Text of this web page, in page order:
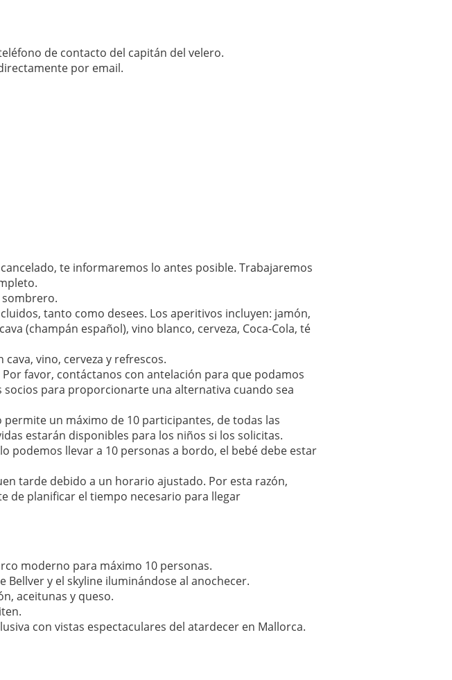
de contacto del capitán del velero.
por email.
te informaremos lo antes posible. Trabajaremos
sombrero.
tanto como desees. Los aperitivos incluyen: jamón,
(champán español), vino blanco, cerveza, Coca-Cola, té
vino, cerveza y refrescos.
Por favor, contáctanos con antelación para que podamos
para proporcionarte una alternativa cuando sea
permite un máximo de 10 participantes, de todas las
estarán disponibles para los niños si los solicitas.
podemos llevar a 10 personas a bordo, el bebé debe estar
tarde debido a un horario ajustado. Por esta razón,
de planificar el tiempo necesario para llegar
moderno para máximo 10 personas.
Bellver y el skyline iluminándose al anochecer.
aceitunas y queso.
con vistas espectaculares del atardecer en Mallorca.